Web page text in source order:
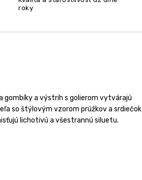
roky
gombíky a výstrih s golierom vytvárajú
so štýlovým vzorom prúžkov a srdiečok
lichotivú a všestrannú siluetu.